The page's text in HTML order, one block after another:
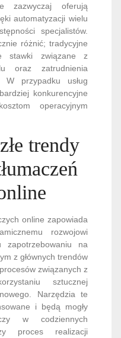
zazwyczaj oferują
automatyzacji wielu
specjalistów.
różnić; tradycyjne
stawki związane z
oraz zatrudnienia
W przypadku usług
konkurencyjne
operacyjnym
trendy
online zapowiada
rozwojowi
zapotrzebowaniu na
z głównych trendów
związanych z
sztucznej
Narzędzia te
i będą mogły
w codziennych
proces realizacji